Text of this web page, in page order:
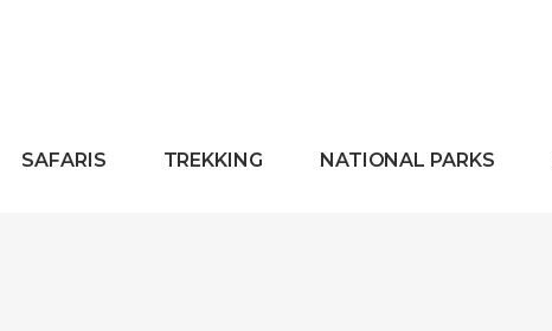
SAFARIS TREKKING NATIONAL PARKS